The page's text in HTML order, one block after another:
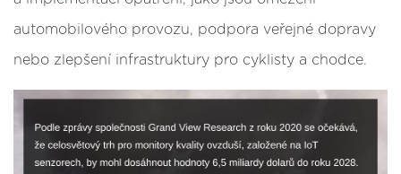
automobilového provozu, podpora veřejné dopravy
nebo zlepšení infrastruktury pro cyklisty a chodce.